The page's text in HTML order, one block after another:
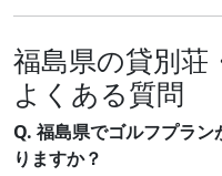
福島県の貸別荘
よくある質問
Q. 福島県でゴルフプラ
りますか？